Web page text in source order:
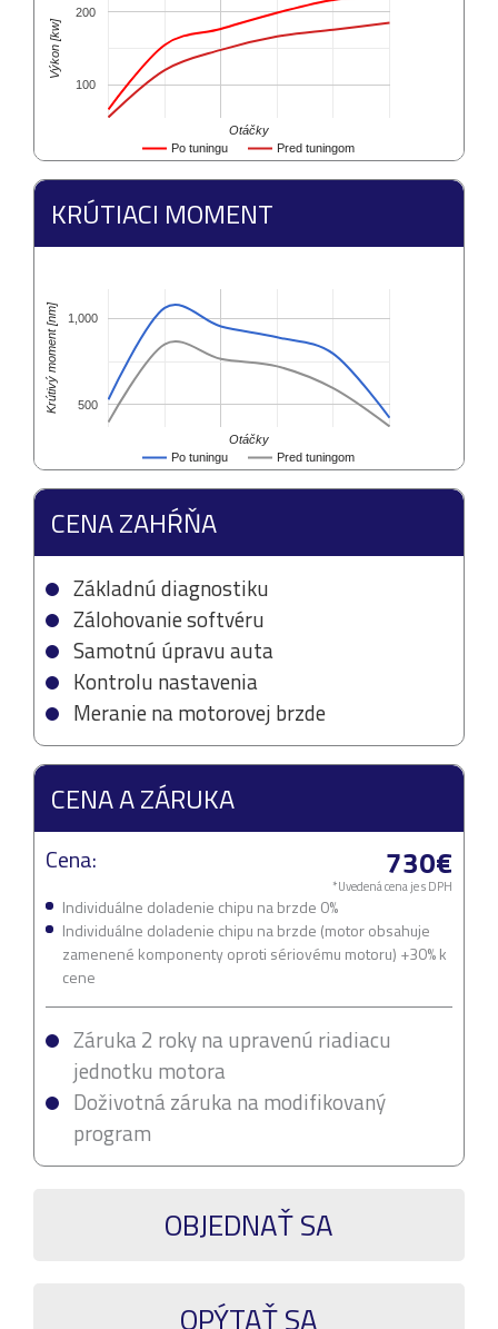
Po tuningu Pred tuningom
100
200
Otáčky
Výkon [kw]
KRÚTIACI MOMENT
Po tuningu Pred tuningom
500
1,000
Otáčky
Krútivý moment [nm]
CENA ZAHŔŇA
Základnú diagnostiku
Zálohovanie softvéru
Samotnú úpravu auta
Kontrolu nastavenia
Meranie na motorovej brzde
CENA A ZÁRUKA
Cena: 730€
*Uvedená cena je s DPH
Individuálne doladenie chipu na brzde 0%
Individuálne doladenie chipu na brzde (motor obsahuje
zamenené komponenty oproti sériovému motoru) +30% k
cene
Záruka 2 roky na upravenú riadiacu
jednotku motora
Doživotná záruka na modifikovaný
program
OBJEDNAŤ SA
OPÝTAŤ SA